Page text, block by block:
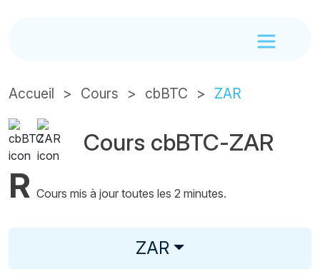
Accueil Cours cbBTC ZAR
Cours cbBTC-ZAR
R Cours mis à jour toutes les 2 minutes.
ZAR